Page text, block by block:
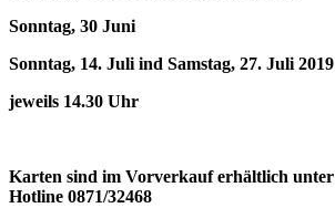
Sonntag, 30 Juni
Sonntag, 14. Juli ind Samstag, 27. Juli 2019
jeweils 14.30 Uhr
Karten sind im Vorverkauf erhältlich
Hotline 0871/32468